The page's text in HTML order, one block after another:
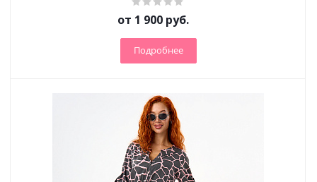
от 1 900 руб.
Подробнее